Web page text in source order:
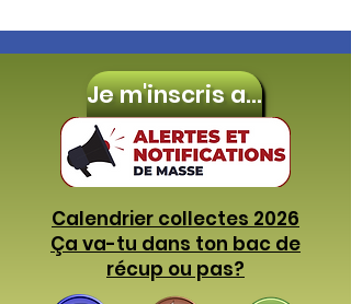
Je m'inscris aux
Calendrier collectes 2026
Ça va-tu dans ton bac de
récup ou pas?